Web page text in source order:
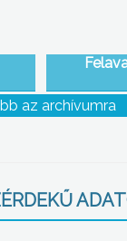
az archívumra